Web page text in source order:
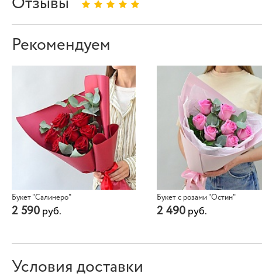
Отзывы
Рекомендуем
Букет "Салинеро"
2 590 руб.
Букет с розами "Остин"
2 490 руб.
Условия доставки